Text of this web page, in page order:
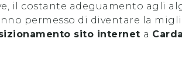
il costante adeguamento agli
permesso di diventare la
sito internet a